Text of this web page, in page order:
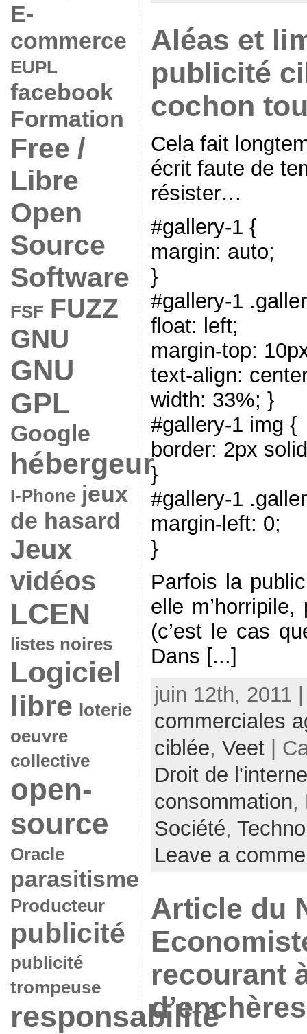
E-
commerce
EUPL
facebook
Formation
Free /
Libre
Open
Source
Software
FSF FUZZ
GNU
GNU
GPL
Google
hébergeur
I-Phone jeux
de hasard
Jeux
vidéos
LCEN
listes noires
Logiciel
libre
loterie
oeuvre
collective
open-
source
Oracle
parasitisme
Producteur
publicité
publicité
trompeuse
responsabilité
Aléas et
publicité
cochon
Cela fait
écrit faute de
résister…
#gallery-1 {
margin: auto;
}
#gallery-1
float: left;
margin-top:
text-align:
width: 33%; }
#gallery-1 img {
border: 2px
}
#gallery-1
margin-left: 0;
}
Parfois la
elle
(c’est le cas
Dans [...]
juin 12th, 2011
commerciales
ciblée, Veet|
Droit de
consommation,
Société,
Leave a
Article du
recourant
d’enchères